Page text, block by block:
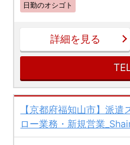
日勤のオシゴト
詳細を見る
【京都府福知山市】派
ロー業務・新規営業